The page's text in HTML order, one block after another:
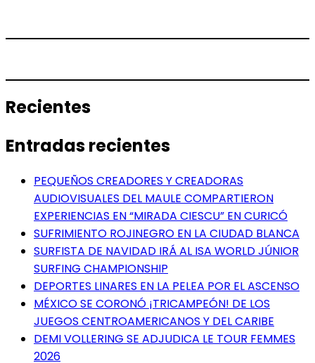
Recientes
Entradas recientes
PEQUEÑOS CREADORES Y CREADORAS
AUDIOVISUALES DEL MAULE COMPARTIERON
EXPERIENCIAS EN “MIRADA CIESCU” EN CURICÓ
SUFRIMIENTO ROJINEGRO EN LA CIUDAD BLANCA
SURFISTA DE NAVIDAD IRÁ AL ISA WORLD JÚNIOR
SURFING CHAMPIONSHIP
DEPORTES LINARES EN LA PELEA POR EL ASCENSO
MÉXICO SE CORONÓ ¡TRICAMPEÓN! DE LOS
JUEGOS CENTROAMERICANOS Y DEL CARIBE
DEMI VOLLERING SE ADJUDICA LE TOUR FEMMES
2026